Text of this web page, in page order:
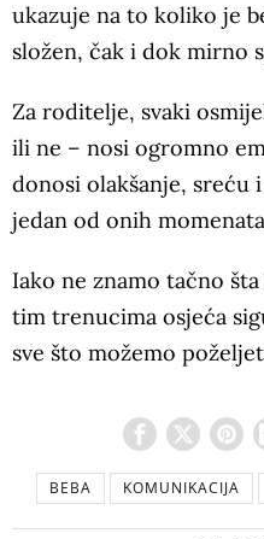
ukazuje na to koliko je
složen, čak i dok mirno
Za roditelje, svaki
ili ne – nosi ogromno
donosi olakšanje, sreću
jedan od onih
Iako ne znamo tačno
tim trenucima osjeća
sve što možemo
BEBA KOMUNIKACIJA